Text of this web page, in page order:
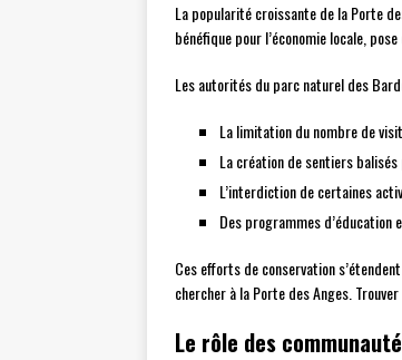
La popularité croissante de la Porte
bénéfique pour l’économie locale,
Les autorités du parc naturel des
La limitation du nombre de
La création de sentiers
L’interdiction de certaines
Des programmes
Ces efforts de conservation
chercher à la Porte des Anges.
Le rôle des